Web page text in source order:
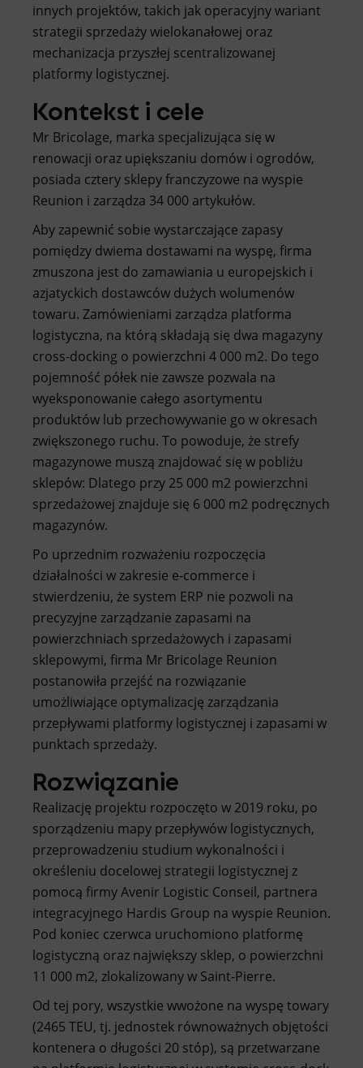
innych projektów, takich jak operacyjny wariant
strategii sprzedaży wielokanałowej oraz
mechanizacja przyszłej scentralizowanej
platformy logistycznej.
Kontekst i cele
Mr Bricolage, marka specjalizująca się w
renowacji oraz upiększaniu domów i ogrodów,
posiada cztery sklepy franczyzowe na wyspie
Reunion i zarządza 34 000 artykułów.
Aby zapewnić sobie wystarczające zapasy
pomiędzy dwiema dostawami na wyspę, firma
zmuszona jest do zamawiania u europejskich i
azjatyckich dostawców dużych wolumenów
towaru. Zamówieniami zarządza platforma
logistyczna, na którą składają się dwa magazyny
cross-docking o powierzchni 4 000 m2. Do tego
pojemność półek nie zawsze pozwala na
wyeksponowanie całego asortymentu
produktów lub przechowywanie go w okresach
zwiększonego ruchu. To powoduje, że strefy
magazynowe muszą znajdować się w pobliżu
sklepów: Dlatego przy 25 000 m2 powierzchni
sprzedażowej znajduje się 6 000 m2 podręcznych
magazynów.
Po uprzednim rozważeniu rozpoczęcia
działalności w zakresie e-commerce i
stwierdzeniu, że system ERP nie pozwoli na
precyzyjne zarządzanie zapasami na
powierzchniach sprzedażowych i zapasami
sklepowymi, firma Mr Bricolage Reunion
postanowiła przejść na rozwiązanie
umożliwiające optymalizację zarządzania
przepływami platformy logistycznej i zapasami w
punktach sprzedaży.
Rozwiązanie
Realizację projektu rozpoczęto w 2019 roku, po
sporządzeniu mapy przepływów logistycznych,
przeprowadzeniu studium wykonalności i
określeniu docelowej strategii logistycznej z
pomocą firmy Avenir Logistic Conseil, partnera
integracyjnego Hardis Group na wyspie Reunion.
Pod koniec czerwca uruchomiono platformę
logistyczną oraz największy sklep, o powierzchni
11 000 m2, zlokalizowany w Saint-Pierre.
Od tej pory, wszystkie wwożone na wyspę towary
(2465 TEU, tj. jednostek równoważnych objętości
kontenera o długości 20 stóp), są przetwarzane